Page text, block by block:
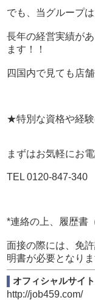
でも、当グループは
長年の経営実績が
ます！！
四国内で見ても店
★特別な資格や経
まずはお気軽にお電
TEL 0120-847-340
*連絡の上、履歴書
面接の際には、免
明書が必要となりま
オフィシャルサイト
http://job459.com/